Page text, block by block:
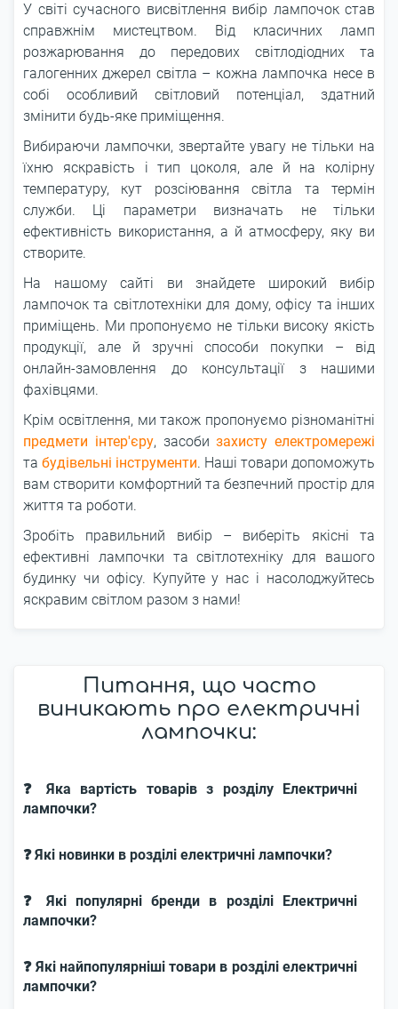
У світі сучасного висвітлення вибір лампочок став
справжнім мистецтвом. Від класичних ламп
розжарювання до передових світлодіодних та
галогенних джерел світла – кожна лампочка несе в
собі особливий світловий потенціал, здатний
змінити будь-яке приміщення.
Вибираючи лампочки, звертайте увагу не тільки на
їхню яскравість і тип цоколя, але й на колірну
температуру, кут розсіювання світла та термін
служби. Ці параметри визначать не тільки
ефективність використання, а й атмосферу, яку ви
створите.
На нашому сайті ви знайдете широкий вибір
лампочок та світлотехніки для дому, офісу та інших
приміщень. Ми пропонуємо не тільки високу якість
продукції, але й зручні способи покупки – від
онлайн-замовлення до консультації з нашими
фахівцями.
Крім освітлення, ми також пропонуємо різноманітні
предмети інтер'єру, засобизахисту електромережі
та будівельні інструменти. Наші товари допоможуть
вам створити комфортний та безпечний простір для
життя та роботи.
Зробіть правильний вибір – виберіть якісні та
ефективні лампочки та світлотехніку для вашого
будинку чи офісу. Купуйте у нас і насолоджуйтесь
яскравим світлом разом з нами!
Питання, що часто
виникають про електричні
лампочки:
❓ Яка вартість товарів з розділу Електричні
лампочки?
❓ Які новинки в розділі електричні лампочки?
❓ Які популярні бренди в розділі Електричні
лампочки?
❓ Які найпопулярніші товари в розділі електричні
лампочки?